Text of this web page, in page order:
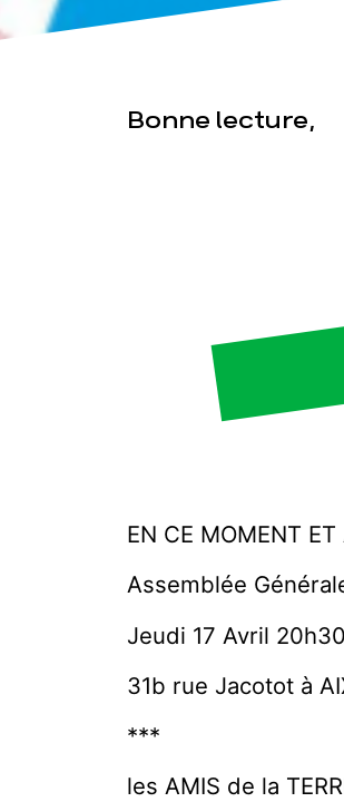
Bonne lecture,
EN CE MOMENT
Assemblée
Jeudi 17 Avril
31b rue Jacotot à
***
les AMIS de la